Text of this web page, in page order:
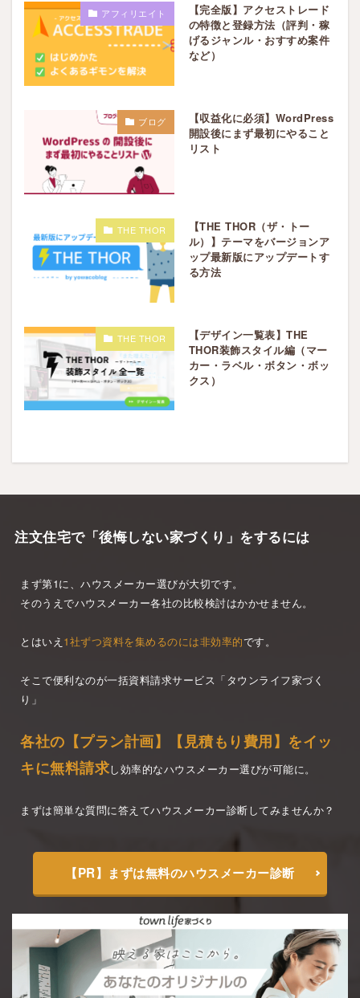
アフィリエイト
【完全版】アクセストレード
の特徴と登録方法（評判・稼
げるジャンル・おすすめ案件
など）
ブログ
【収益化に必須】WordPress
開設後にまず最初にやること
リスト
THE THOR
【THE THOR（ザ・トー
ル）】テーマをバージョンア
ップ最新版にアップデートす
る方法
THE THOR
【デザイン一覧表】THE
THOR装飾スタイル編（マー
カー・ラベル・ボタン・ボッ
クス）
注文住宅で「後悔しない家づくり」をするには
まず第1に、ハウスメーカー選びが大切です。
そのうえでハウスメーカー各社の比較検討はかかせません。
とはいえ 1社ずつ資料を集めるのには非効率的です。
そこで便利なのが一括資料請求サービス「タウンライフ家づく
り」
各社の【プラン計画】【見積もり費用】をイッ
キに無料請求し効率的なハウスメーカー選びが可能に。
まずは簡単な質問に答えてハウスメーカー診断してみませんか？
【PR】まずは無料のハウスメーカー診断